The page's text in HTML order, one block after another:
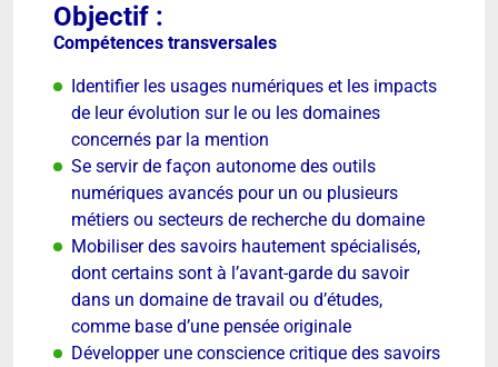
Objectif :
Compétences transversales
Identifier les usages numériques et les impacts
de leur évolution sur le ou les domaines
concernés par la mention
Se servir de façon autonome des outils
numériques avancés pour un ou plusieurs
métiers ou secteurs de recherche du domaine
Mobiliser des savoirs hautement spécialisés,
dont certains sont à l’avant-garde du savoir
dans un domaine de travail ou d’études,
comme base d’une pensée originale
Développer une conscience critique des savoirs